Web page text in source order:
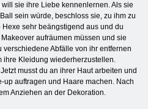
will sie ihre Liebe kennenlernen. Als sie
sein würde, beschloss sie, zu ihm zu
sehr beängstigend aus und du
aufräumen müssen und sie
Abfälle von ihr entfernen
ihre Kleidung wiederherzustellen.
musst du an ihrer Haut arbeiten und
auftragen und Haare machen. Nach
Anziehen an der Dekoration.